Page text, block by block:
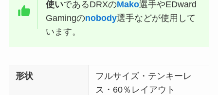
使いであるDRXのMako選手やEDward
Gamingのnobody選手などが使用して
います。
形状
フルサイズ・テンキーレ
ス・60％レイアウト